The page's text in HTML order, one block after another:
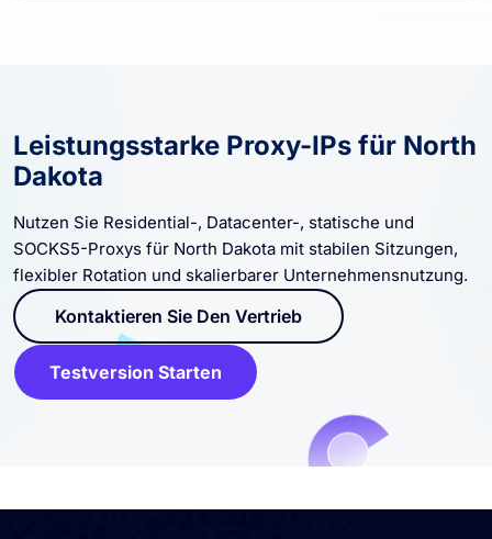
Leistungsstarke Proxy-IPs für North
Dakota
Nutzen Sie Residential-, Datacenter-, statische und
SOCKS5-Proxys für North Dakota mit stabilen Sitzungen,
flexibler Rotation und skalierbarer Unternehmensnutzung.
Kontaktieren Sie Den Vertrieb
Testversion Starten